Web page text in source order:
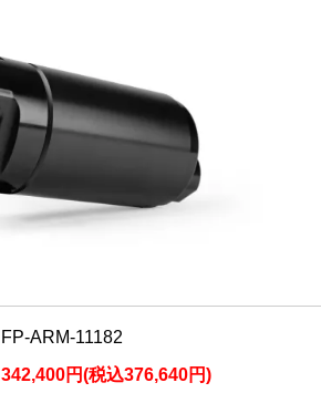
FP-ARM-11182
342,400円(税込376,640円)